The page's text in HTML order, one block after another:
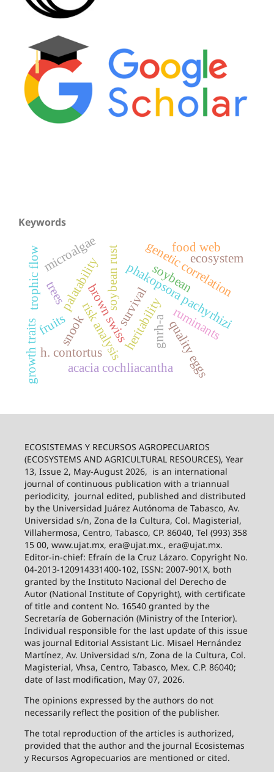
Keywords
phakopsora pachyrhizi
soybean
soybean rust
risk analysis
brown swissheritability
genetic correlation
h. contortus
acacia cochliacantha
snook gnrh-aquality eggs
palatability
fruits
trees
ruminants
ecosystem
trophic flow food web
microalgae
survival
growth traits
ECOSISTEMAS Y RECURSOS AGROPECUARIOS
(ECOSYSTEMS AND AGRICULTURAL RESOURCES), Year
13, Issue 2, May-August 2026, is an international
journal of continuous publication with a triannual
periodicity, journal edited, published and distributed
by the Universidad Juárez Autónoma de Tabasco, Av.
Universidad s/n, Zona de la Cultura, Col. Magisterial,
Villahermosa, Centro, Tabasco, CP. 86040, Tel (993) 358
15 00, www.ujat.mx, era@ujat.mx., era@ujat.mx.
Editor-in-chief: Efraín de la Cruz Lázaro. Copyright No.
04-2013-120914331400-102, ISSN: 2007-901X, both
granted by the Instituto Nacional del Derecho de
Autor (National Institute of Copyright), with certificate
of title and content No. 16540 granted by the
Secretaría de Gobernación (Ministry of the Interior).
Individual responsible for the last update of this issue
was journal Editorial Assistant Lic. Misael Hernández
Martínez, Av. Universidad s/n, Zona de la Cultura, Col.
Magisterial, Vhsa, Centro, Tabasco, Mex. C.P. 86040;
date of last modification, May 07, 2026.
The opinions expressed by the authors do not
necessarily reflect the position of the publisher.
The total reproduction of the articles is authorized,
provided that the author and the journal Ecosistemas
y Recursos Agropecuarios are mentioned or cited.